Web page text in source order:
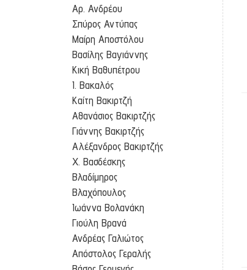
Αρ. Ανδρέου
Σπύρος Αντύπας
Μαίρη Αποστόλου
Βασίλης Βαγιάννης
Κική Βαθυπέτρου
Ι. Βακαλός
Καίτη Βακιρτζή
Αθανάσιος Βακιρτζής
Γιάννης Βακιρτζής
Αλέξανδρος Βακιρτζής
Χ. Βασδέσκης
Βλαδίμηρος
Βλαχόπουλος
Ιωάννα Βολανάκη
Γιούλη Βρανά
Ανδρέας Γαλιώτος
Απόστολος Γεραλής